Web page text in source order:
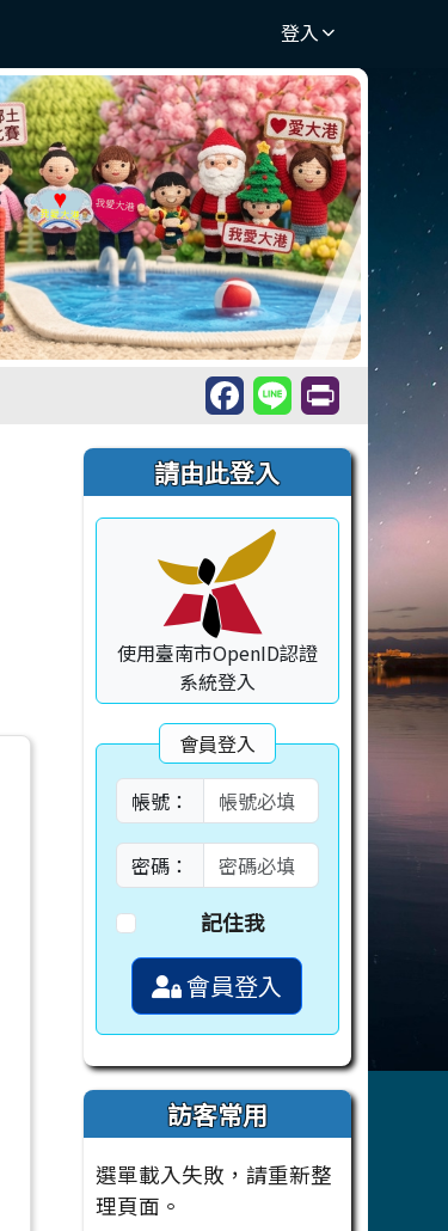
登入
右邊區域內容
請由此登入
使用臺南市OpenID認證
系統登入
會員登入
帳號：
密碼：
記住我
會員登入
訪客常用
選單載入失敗，請重新整
理頁面。